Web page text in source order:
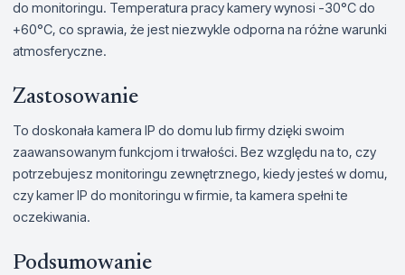
do monitoringu. Temperatura pracy kamery wynosi -30°C do
+60°C, co sprawia, że jest niezwykle odporna na różne warunki
atmosferyczne.
Zastosowanie
To doskonała kamera IP do domu lub firmy dzięki swoim
zaawansowanym funkcjom i trwałości. Bez względu na to, czy
potrzebujesz monitoringu zewnętrznego, kiedy jesteś w domu,
czy kamer IP do monitoringu w firmie, ta kamera spełni te
oczekiwania.
Podsumowanie